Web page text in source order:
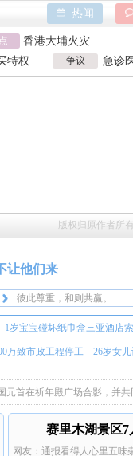
热闻
香港大埔火灾
天水血铅异常事件
特朗普泽连斯基吵架
香港大埔火灾
特权
争议
急诊
漏诊
版权归原作者所
让他们来
中美携手共进，共创美好未
彼此尊重，和则共赢。
中美携手共进，共创美好
1岁宝宝碰坏纸巾盒三亚酒店
万致市政工程停工 26岁女
首在祈年殿广场合影，并共
赛里木湖景区7
网友：通报看得人心里五味